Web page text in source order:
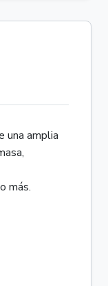
una amplia
más.